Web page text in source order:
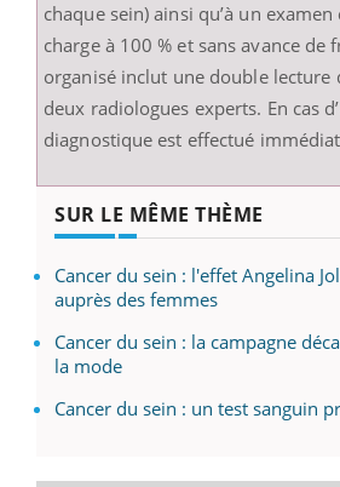
chaque sein) ainsi qu’à un
charge à 100 % et sans avance de
organisé inclut une double lecture
deux radiologues experts. En cas
diagnostique est effectué
SUR LE MÊME THÈME
Cancer du sein : l'effet Angelina
auprès des femmes
Cancer du sein : la campagne
la mode
Cancer du sein : un test sanguin